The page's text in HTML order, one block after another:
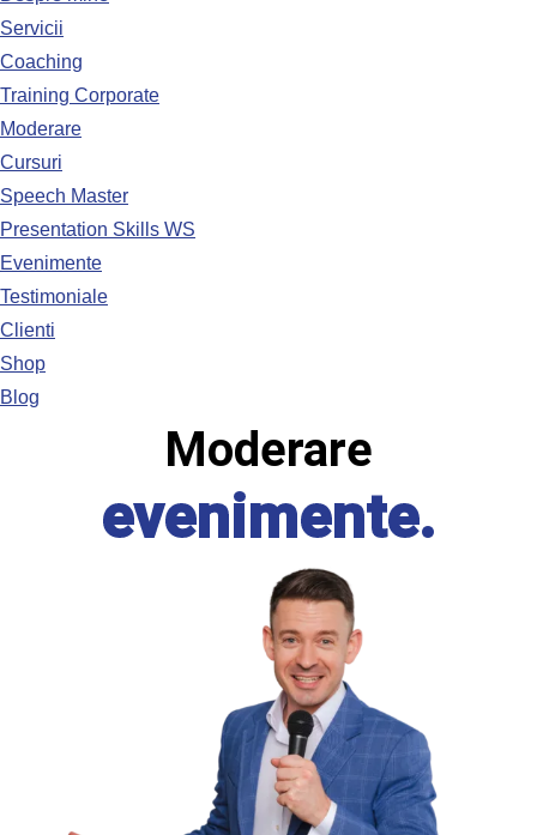
Servicii
Coaching
Training Corporate
Moderare
Cursuri
Speech Master
Presentation Skills WS
Evenimente
Testimoniale
Clienti
Shop
Blog
Moderare
evenimente.